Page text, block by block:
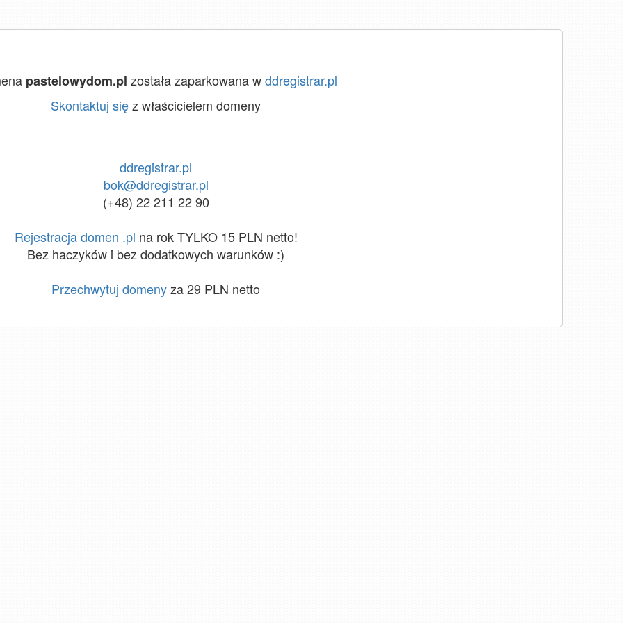
pastelowydom.pl została zaparkowana wddregistrar.pl
Skontaktuj sięz właścicielem domeny
ddregistrar.pl
bok@ddregistrar.pl
(+48) 22 211 22 90
Rejestracja domen .pl na rok TYLKO 15 PLN netto!
Bez haczyków i bez dodatkowych warunków :)
Przechwytuj domenyza 29 PLN netto